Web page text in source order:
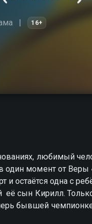
16+
любимый
момент от Веры
остаётся одна с
её сын Кирилл.
бывшей
пойти на всё